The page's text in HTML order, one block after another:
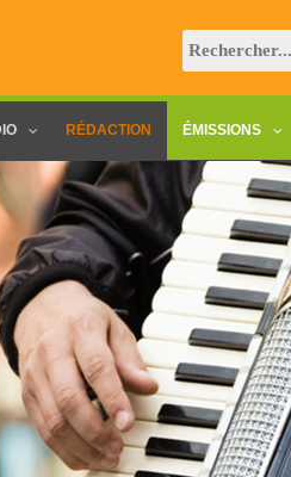
RÉDACTION ÉMISSIONS